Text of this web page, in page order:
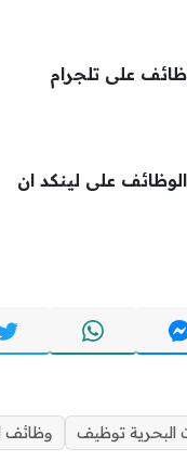
على تلجرام
على لينكد ان
البحرية توظيف
وظائف